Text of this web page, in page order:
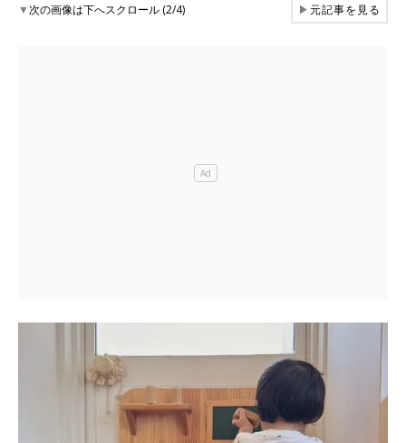
▼次の画像は下へスクロール (2/4) ▶元記事を見る